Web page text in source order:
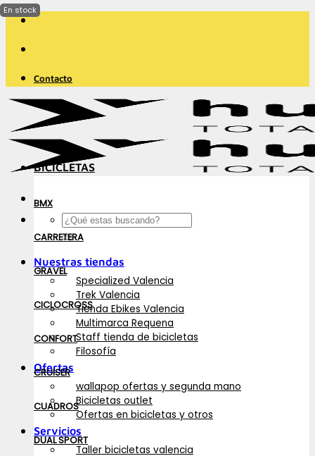
Saltar
contenido
Contacto
Buscar
por:
Nuestras tiendas
Specialized Valencia
Trek Valencia
Tienda Ebikes Valencia
Multimarca Requena
Staff tienda de bicicletas
Filosofía
Ofertas
wallapop ofertas y segunda mano
Bicicletas outlet
Ofertas en bicicletas y otros
Servicios
Taller bicicletas valencia
BICICLETAS
BMX
CARRETERA
GRAVEL
CICLOCROSS
CONFORT
CRUISER
CUADROS
DUAL SPORT